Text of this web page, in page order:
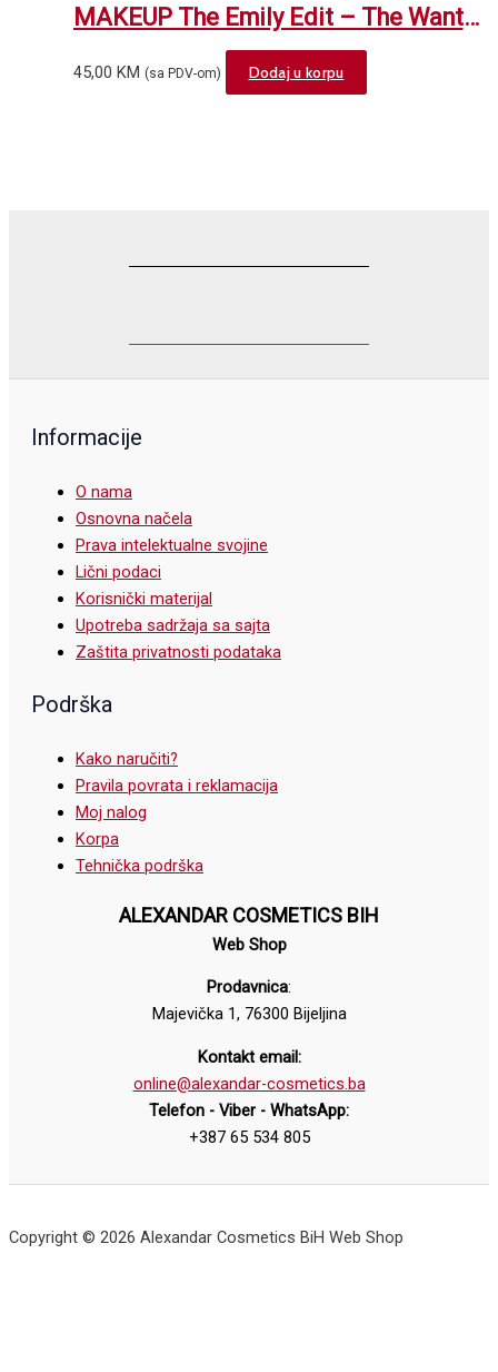
MAKEUP The Emily Edit – The Wants
45,00 KM (sa PDV-om) Dodaj u korpu
Informacije
O nama
Osnovna načela
Prava intelektualne svojine
Lični podaci
Korisnički materijal
Upotreba sadržaja sa sajta
Zaštita privatnosti podataka
Podrška
Kako naručiti?
Pravila povrata i reklamacija
Moj nalog
Korpa
Tehnička podrška
ALEXANDAR COSMETICS BIH
Web Shop
Prodavnica:
Majevička 1, 76300 Bijeljina
Kontakt email:
online@alexandar-cosmetics.ba
Telefon - Viber - WhatsApp:
+387 65 534 805
Copyright © 2026 Alexandar Cosmetics BiH Web Shop